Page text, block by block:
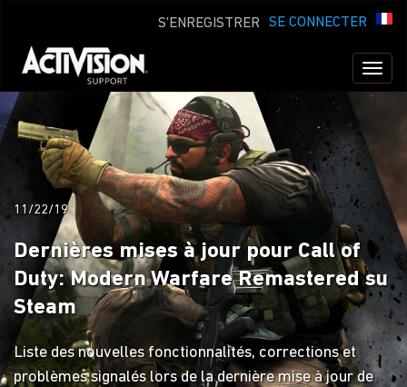
SE CONNECTER
S'ENREGISTRER
11/22/19
Dernières mises à jour pour Call of
Duty: Modern Warfare Remastered su
Steam
Liste des nouvelles fonctionnalités, corrections et
problèmes signalés lors de la dernière mise à jour de